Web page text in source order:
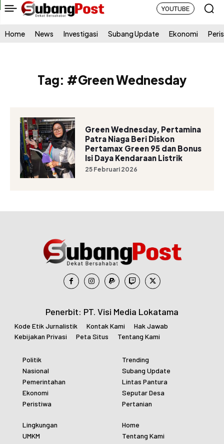
YOUTUBE
Home News Investigasi Subang Update Ekonomi
Tag: #Green Wednesday
Green Wednesday, Pertamina
Patra Niaga Beri Diskon
Pertamax Green 95 dan Bonus
Isi Daya Kendaraan Listrik
25 Februari 2026
Penerbit: PT. Visi Media Lokatama
Kode Etik Jurnalistik Kontak Kami
Hak Jawab
Kebijakan Privasi
Peta Situs Tentang Kami
Politik
Nasional
Pemerintahan
Ekonomi
Peristiwa
Trending
Subang Update
Lintas Pantura
Seputar Desa
Pertanian
Lingkungan
UMKM
Home
Tentang Kami